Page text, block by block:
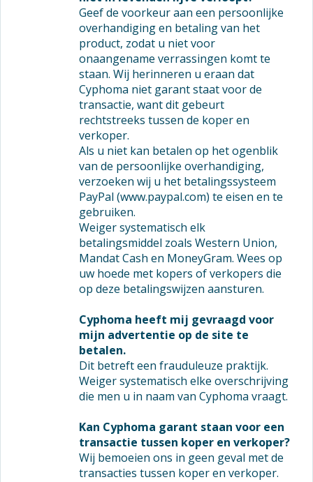
Geef de voorkeur aan een persoonlijke
overhandiging en betaling van het
product, zodat u niet voor
onaangename verrassingen komt te
staan. Wij herinneren u eraan dat
Cyphoma niet garant staat voor de
transactie, want dit gebeurt
rechtstreeks tussen de koper en
verkoper.
Als u niet kan betalen op het ogenblik
van de persoonlijke overhandiging,
verzoeken wij u het betalingssysteem
PayPal (www.paypal.com) te eisen en te
gebruiken.
Weiger systematisch elk
betalingsmiddel zoals Western Union,
Mandat Cash en MoneyGram. Wees op
uw hoede met kopers of verkopers die
op deze betalingswijzen aansturen.
Cyphoma heeft mij gevraagd voor
mijn advertentie op de site te
betalen.
Dit betreft een frauduleuze praktijk.
Weiger systematisch elke overschrijving
die men u in naam van Cyphoma vraagt.
Kan Cyphoma garant staan voor een
transactie tussen koper en verkoper?
Wij bemoeien ons in geen geval met de
transacties tussen koper en verkoper.